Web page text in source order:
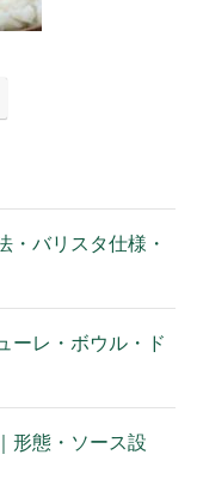
・バリスタ仕様・
ーレ・ボウル・ド
形態・ソース設